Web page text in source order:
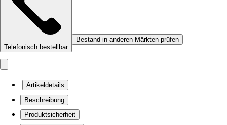
Telefonisch bestellbar
Bestand in anderen Märkten prüfen
Artikeldetails
Beschreibung
Produktsicherheit